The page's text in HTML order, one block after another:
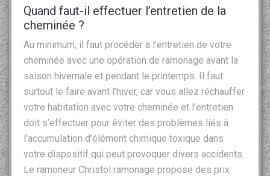
Quand faut-il effectuer l’entretien de la
cheminée ?
Au minimum, il faut procéder à l’entretien de votre
cheminée avec une opération de ramonage avant la
saison hivernale et pendant le printemps. Il faut
surtout le faire avant l’hiver, car vous allez réchauffer
votre habitation avec votre cheminée et l’entretien
doit s’effectuer pour éviter des problèmes liés à
l’accumulation d’élément chimique toxique dans
votre dispositif qui peut provoquer divers accidents.
Le ramoneur Christol ramonage propose des prix